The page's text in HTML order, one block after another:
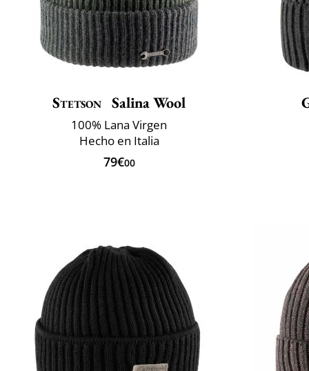
Stetson Salina Wool
100% Lana Virgen
Hecho en Italia
79€00